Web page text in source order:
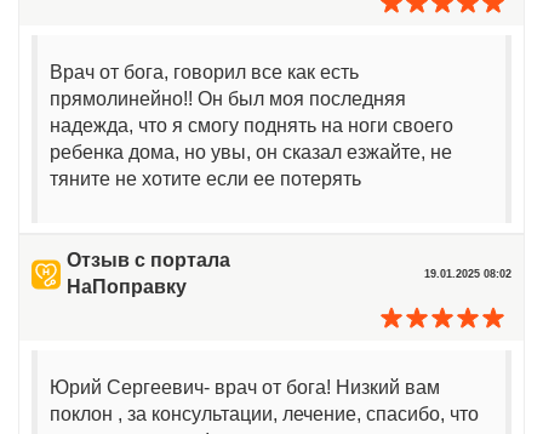
Врач от бога, говорил все как есть
прямолинейно!! Он был моя последняя
надежда, что я смогу поднять на ноги своего
ребенка дома, но увы, он сказал езжайте, не
тяните не хотите если ее потерять
Отзыв с портала
НаПоправку
19.01.2025 08:02
Юрий Сергеевич- врач от бога! Низкий вам
поклон , за консультации, лечение, спасибо, что